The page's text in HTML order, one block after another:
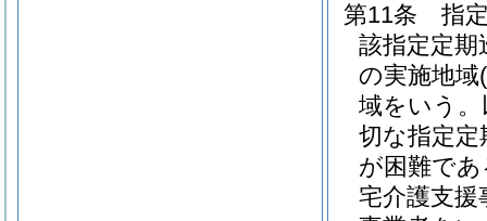
第11条
指
該指定定期
の実施地域
域をいう
切な指定定
が困難で
宅介護支援